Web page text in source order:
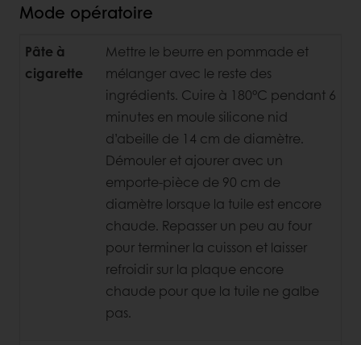
Mode opératoire
Pâte à
cigarette
Mettre le beurre en pommade et
mélanger avec le reste des
ingrédients. Cuire à 180°C pendant 6
minutes en moule silicone nid
d’abeille de 14 cm de diamètre.
Démouler et ajourer avec un
emporte-pièce de 90 cm de
diamètre lorsque la tuile est encore
chaude. Repasser un peu au four
pour terminer la cuisson et laisser
refroidir sur la plaque encore
chaude pour que la tuile ne galbe
pas.